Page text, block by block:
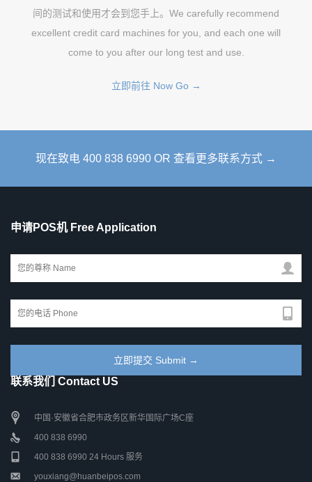
间的测试和使用才会到您手上。We carefully recommend
excellent credit card machines for you, and each one will
come to you after our long test and use.
立即前往 Now Go →
现在致电 400 838 6990 OR 查看更多联系方式 →
申请POS机 Free Application
联系我们 Contact US
中国·安徽省合肥市政务区新华国际广场C座
400 838 6990
400 838 6990 24 Hours 服务
youxiang@huanbeipos.com